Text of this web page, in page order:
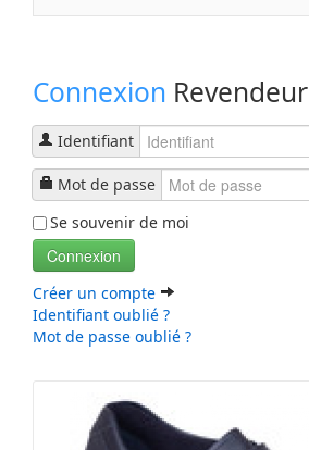
Connexion Revendeur
Identifiant
Mot de passe
Se souvenir de moi
Connexion
Créer un compte
Identifiant oublié ?
Mot de passe oublié ?